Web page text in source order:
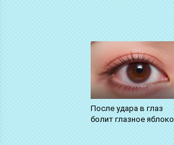
После удара в глаз
болит глазное яблоко